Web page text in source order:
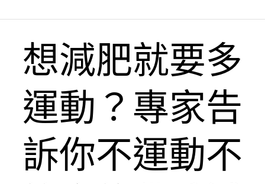
想減肥就要多
運動？專家告
訴你不運動不